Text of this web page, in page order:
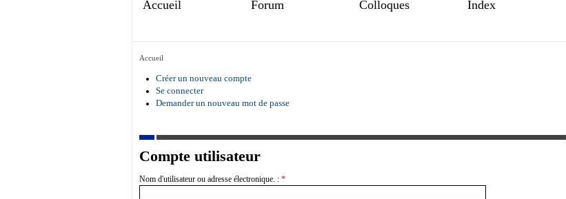
Accueil Forum Colloques Index
Accueil
Créer un nouveau compte
Se connecter
Demander un nouveau mot de passe
Compte utilisateur
Nom d'utilisateur ou adresse électronique. : *